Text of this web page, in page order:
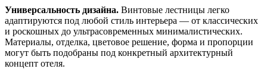
Универсальность дизайна. Винтовые лестницы легко
адаптируются под любой стиль интерьера — от классических
и роскошных до ультрасовременных минималистических.
Материалы, отделка, цветовое решение, форма и пропорции
могут быть подобраны под конкретный архитектурный
концепт отеля.